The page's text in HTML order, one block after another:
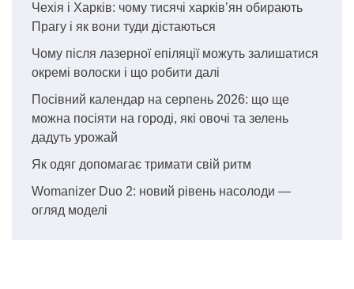
Чехія і Харків: чому тисячі харків’ян обирають
Прагу і як вони туди дістаються
Чому після лазерної епіляції можуть залишатися
окремі волоски і що робити далі
Посівний календар на серпень 2026: що ще
можна посіяти на городі, які овочі та зелень
дадуть урожай
Як одяг допомагає тримати свій ритм
Womanizer Duo 2: новий рівень насолоди —
огляд моделі